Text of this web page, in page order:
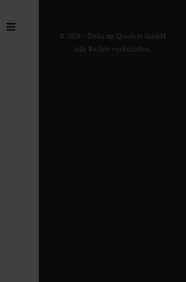
© 2026 - Delta im Quadrat GmbH
Alle Rechte vorbehalten.